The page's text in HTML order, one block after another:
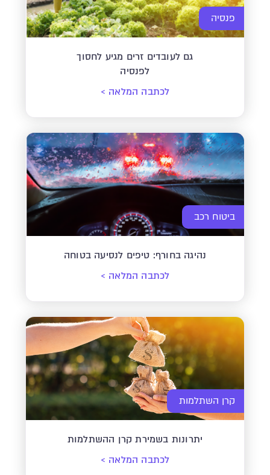
פנסיה
גם לעובדים זרים מגיע לחסוך
לפנסיה
לכתבה המלאה >
ביטוח רכב
נהיגה בחורף: טיפים לנסיעה בטוחה
לכתבה המלאה >
קרן השתלמות
יתרונות בשמירת קרן ההשתלמות
לכתבה המלאה >